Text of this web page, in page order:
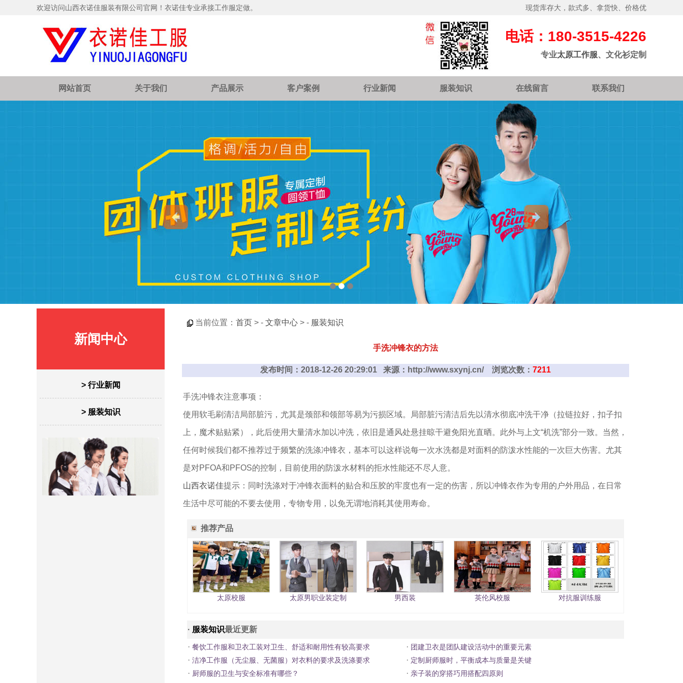
欢迎访问山西衣诺佳服装有限公司官网！衣诺佳专业承接工作服定做。 现货库存大，款式多、拿货快、价格优
电话：180-3515-4226
专业太原工作服、文化衫定制
网站首页 关于我们 产品展示 客户案例 行业新闻 服装知识 在线留言 联系我们
新闻中心
> 行业新闻
> 服装知识
当前位置： 首页 > - 文章中心 > - 服装知识
手洗冲锋衣的方法
发布时间：2018-12-26 20:29:01 来源：http://www.sxynj.cn/ 浏览次数： 7211
手洗冲锋衣注意事项：
使用软毛刷清洁局部脏污，尤其是颈部和领部等易为污损区域。局部脏污清洁后先以清水彻底冲洗干净（拉链拉好，扣子扣
上，魔术贴贴紧），此后使用大量清水加以冲洗，依旧是通风处悬挂晾干避免阳光直晒。此外与上文“机洗”部分一致。当然，
任何时候我们都不推荐过于频繁的洗涤冲锋衣，基本可以这样说每一次水洗都是对面料的防泼水性能的一次巨大伤害。尤其
是对PFOA和PFOS的控制，目前使用的防泼水材料的拒水性能还不尽人意。
山西衣诺佳提示：同时洗涤对于冲锋衣面料的贴合和压胶的牢度也有一定的伤害，所以冲锋衣作为专用的户外用品，在日常
生活中尽可能的不要去使用，专物专用，以免无谓地消耗其使用寿命。
推荐产品
太原校服 太原男职业装定制 男西装 英伦风校服 对抗服训练服
· 服装知识最近更新
· 餐饮工作服和卫衣工装对卫生、舒适和耐用性有较高要求 · 团建卫衣是团队建设活动中的重要元素
· 洁净工作服（无尘服、无菌服）对衣料的要求及洗涤要求 · 定制厨师服时，平衡成本与质量是关键
· 厨师服的卫生与安全标准有哪些？ · 亲子装的穿搭巧用搭配四原则